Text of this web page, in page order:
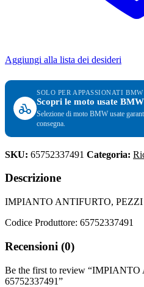
Aggiungi alla lista dei desideri
SOLO PER APPASSIONATI BMW
Scopri le moto usate
Selezione di moto BMW usate
consegna.
SKU: 65752337491 Categoria:
Descrizione
IMPIANTO ANTIFURTO, PEZZI
Codice Produttore: 65752337491
Recensioni (0)
Be the first to review
65752337491”